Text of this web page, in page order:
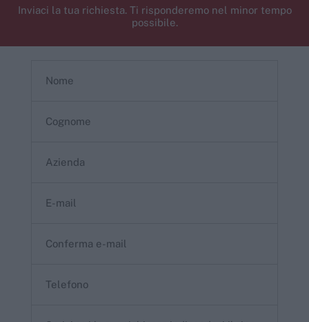
Inviaci la tua richiesta. Ti risponderemo nel minor tempo
possibile.